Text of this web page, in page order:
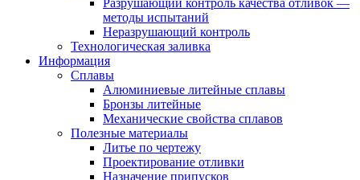
Разрушающий контроль качества отливок —
методы испытаний
Неразрушающий контроль
Технологическая заливка
Информация
Сплавы
Алюминиевые литейные сплавы
Бронзы литейные
Механические свойства сплавов
Полезные материалы
Литье по чертежу
Проектирование отливки
Назначение припусков